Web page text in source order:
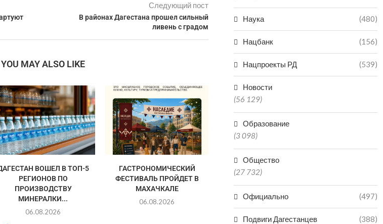
Следующий пост
В районах Дагестана прошел сильный
ливень с градом
YOU MAY ALSO LIKE
ВОШЕЛ В ТОП-5
РЕГИОНОВ ПО
ПРОИЗВОДСТВУ
МИНЕРАЛКИ...
06.08.2026
ГАСТРОНОМИЧЕСКИЙ
ФЕСТИВАЛЬ ПРОЙДЕТ В
МАХАЧКАЛЕ
06.08.2026
ЗАВЕРШАЕТСЯ РЕМОНТ
ДОРОГИ К САМУРСКОМУ
06.08.2026
Наука (480)
Нацбанк (156)
Нацпроекты РД (539)
Новости
(56 129)
Образование
(3 098)
Общество
(27 732)
Официально (497)
Подвиги Дагестанцев (388)